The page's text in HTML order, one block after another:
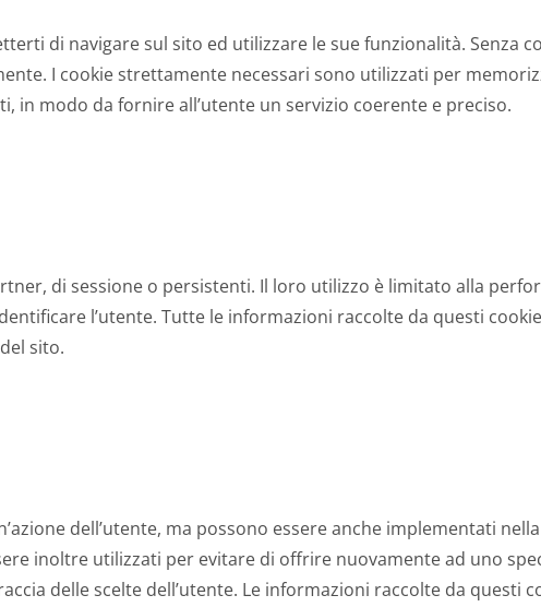
di navigare sul sito ed utilizzare le sue funzionalità. Senza
I cookie strettamente necessari sono utilizzati per
in modo da fornire all’utente un servizio coerente e preciso.
di sessione o persistenti. Il loro utilizzo è limitato alla
l’utente. Tutte le informazioni raccolte da questi
sito.
dell’utente, ma possono essere anche implementati
inoltre utilizzati per evitare di offrire nuovamente ad uno
delle scelte dell’utente. Le informazioni raccolte da questi